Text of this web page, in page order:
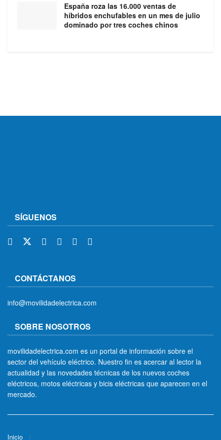
España roza las 16.000 ventas de
híbridos enchufables en un mes de julio
dominado por tres coches chinos
SÍGUENOS
CONTÁCTANOS
info@movilidadelectrica.com
SOBRE NOSOTROS
movilidadelectrica.com es un portal de información sobre el
sector del vehículo eléctrico. Nuestro fin es acercar al lector la
actualidad y las novedades técnicas de los nuevos coches
eléctricos, motos eléctricas y bicis eléctricas que aparecen en el
mercado.
Inicio